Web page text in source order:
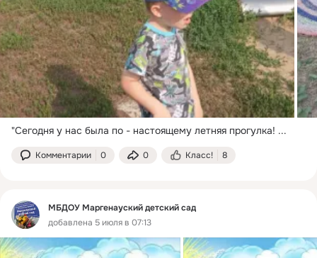
"Сегодня у нас была по - настоящему летняя прогулка! ...
Комментарии 0 0 Класс! 8
МБДОУ Маргенауский детский сад
добавлена 5 июля в 07:13